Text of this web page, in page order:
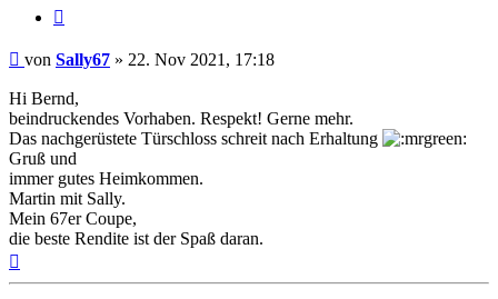
Beitrag
von Sally67 » 22. Nov 2021, 17:18
Hi Bernd,
beindruckendes Vorhaben. Respekt! Gerne mehr.
Das nachgerüstete Türschloss schreit nach Erhaltung
Gruß und
immer gutes Heimkommen.
Martin mit Sally.
Mein 67er Coupe,
die beste Rendite ist der Spaß daran.